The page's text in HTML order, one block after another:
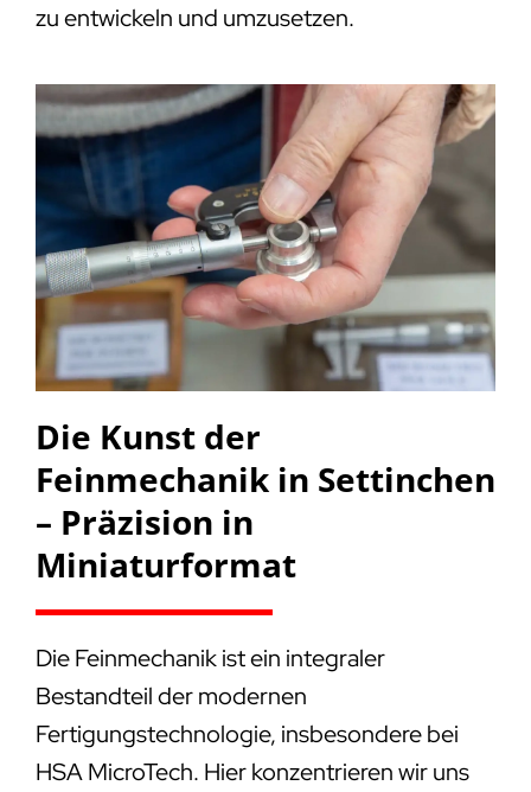
zu entwickeln und umzusetzen.
Die Kunst der
Feinmechanik in Settinchen
– Präzision in
Miniaturformat
Die Feinmechanik ist ein integraler
Bestandteil der modernen
Fertigungstechnologie, insbesondere bei
HSA MicroTech. Hier konzentrieren wir uns